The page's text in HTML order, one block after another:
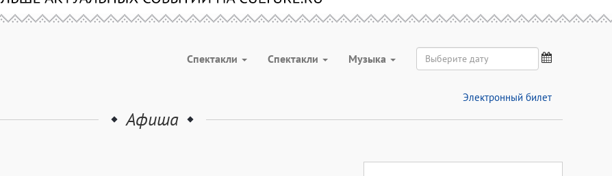
Спектакли Спектакли Музыка
Электронный билет
Афиша